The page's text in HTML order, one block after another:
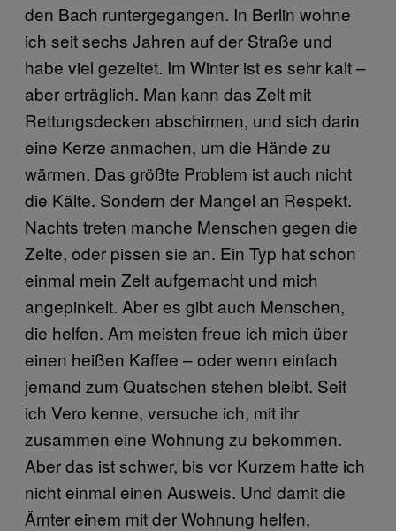
den Bach runtergegangen. In Berlin wohne
ich seit sechs Jahren auf der Straße und
habe viel gezeltet. Im Winter ist es sehr kalt –
aber erträglich. Man kann das Zelt mit
Rettungsdecken abschirmen, und sich darin
eine Kerze anmachen, um die Hände zu
wärmen. Das größte Problem ist auch nicht
die Kälte. Sondern der Mangel an Respekt.
Nachts treten manche Menschen gegen die
Zelte, oder pissen sie an. Ein Typ hat schon
einmal mein Zelt aufgemacht und mich
angepinkelt. Aber es gibt auch Menschen,
die helfen. Am meisten freue ich mich über
einen heißen Kaffee – oder wenn einfach
jemand zum Quatschen stehen bleibt. Seit
ich Vero kenne, versuche ich, mit ihr
zusammen eine Wohnung zu bekommen.
Aber das ist schwer, bis vor Kurzem hatte ich
nicht einmal einen Ausweis. Und damit die
Ämter einem mit der Wohnung helfen,